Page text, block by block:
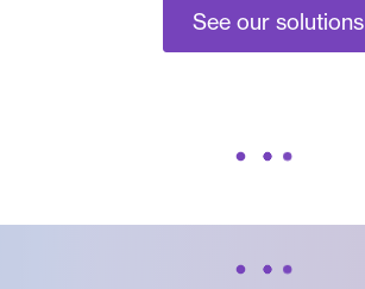
See our solutions